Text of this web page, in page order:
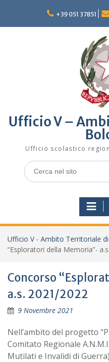
content
+39 051 37851
Ufficio V –
Ufficio scolastico
Search
for:
Ufficio V - Ambito Territoriale
“Esploratori della Memoria”-
Concorso
a.s. 2021/2022
9 Novembre 2021
Nell’ambito del progetto
Comitato Regionale
Mutilati e Invalidi di